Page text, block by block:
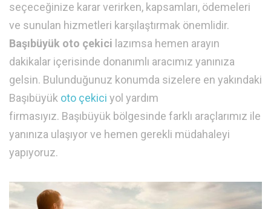
seçeceğinize karar verirken, kapsamları, ödemeleri
ve sunulan hizmetleri karşılaştırmak önemlidir.
Başıbüyük oto çekici lazımsa hemen arayın
dakikalar içerisinde donanımlı aracımız yanınıza
gelsin. Bulunduğunuz konumda sizelere en yakındaki
Başıbüyük oto çekici yol yardım
firmasıyız. Başıbüyük bölgesinde farklı araçlarımız ile
yanınıza ulaşıyor ve hemen gerekli müdahaleyi
yapıyoruz.